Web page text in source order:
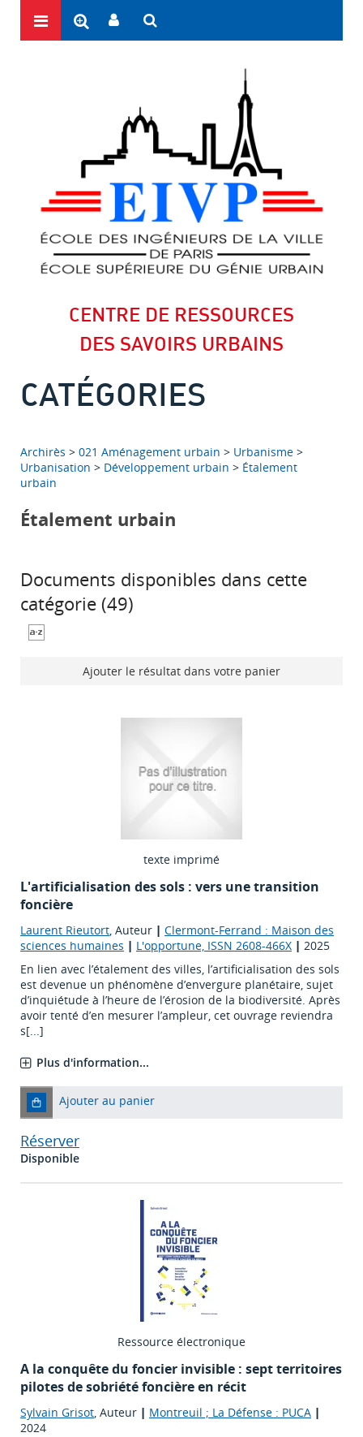
CENTRE DE RESSOURCES
DES SAVOIRS URBAINS
CATÉGORIES
Archirès > 021 Aménagement urbain > Urbanisme >
Urbanisation > Développement urbain > Étalement
urbain
Étalement urbain
Documents disponibles dans cette
catégorie (49)
Ajouter le résultat dans votre panier
texte imprimé
L'artificialisation des sols : vers une transition
foncière
Laurent Rieutort, Auteur | Clermont-Ferrand : Maison des
sciences humaines | L'opportune, ISSN 2608-466X | 2025
En lien avec l’étalement des villes, l’artificialisation des sols
est devenue un phénomène d’envergure planétaire, sujet
d’inquiétude à l’heure de l’érosion de la biodiversité. Après
avoir tenté d’en mesurer l’ampleur, cet ouvrage reviendra
s[...]
Plus d'information...
Ajouter au panier
Réserver
Disponible
Ressource électronique
A la conquête du foncier invisible : sept territoires
pilotes de sobriété foncière en récit
Sylvain Grisot, Auteur | Montreuil ; La Défense : PUCA |
2024